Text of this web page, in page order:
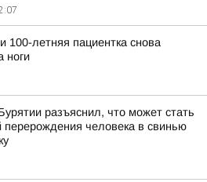
100-летняя пациентка снова
ноги
разъяснил, что может стать
перерождения человека в свинью